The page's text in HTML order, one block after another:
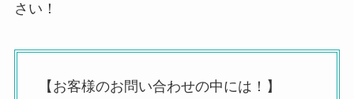
さい！
【お客様のお問い合わせの中には！】